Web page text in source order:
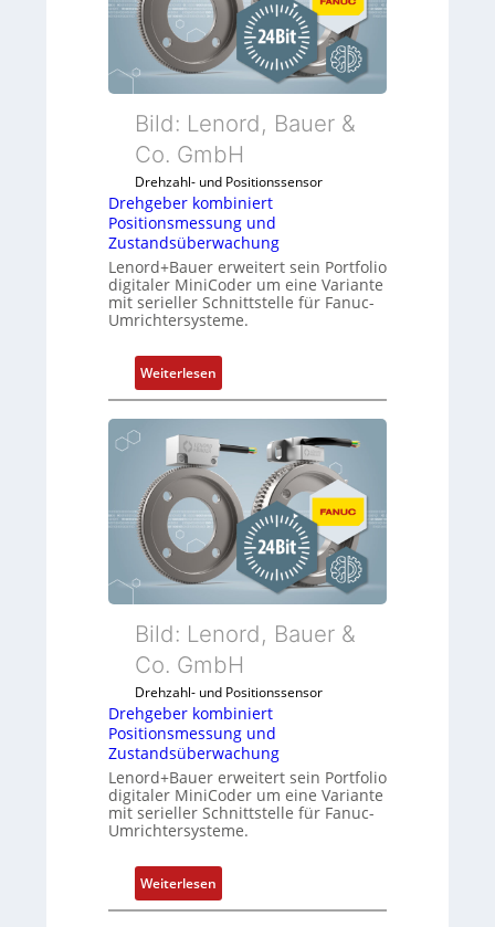
f
l
e
b
e
f
ü
r
d
i
e
n
e
d
u
n
g
k
o
i
g
u
r
i
e
r
e
n
u
n
k
m
o
u
l
e
b
i
n
g
4
G
u
n
d
G
a
u
f
d
n
R
a
s
b
e
r
P
Bild: Lenord, Bauer &
Co. GmbH
Drehzahl- und Positionssensor
Drehgeber kombiniert
Positionsmessung und
Zustandsüberwachung
Lenord+Bauer erweitert sein Portfolio
digitaler MiniCoder um eine Variante
mit serieller Schnittstelle für Fanuc-
Umrichtersysteme.
Weiterlesen
D
r
e
h
g
b
e
r
k
o
b
i
n
i
r
t
P
i
Bild: Lenord, Bauer &
Co. GmbH
Drehzahl- und Positionssensor
Drehgeber kombiniert
Positionsmessung und
Zustandsüberwachung
Lenord+Bauer erweitert sein Portfolio
digitaler MiniCoder um eine Variante
mit serieller Schnittstelle für Fanuc-
Umrichtersysteme.
Weiterlesen
D